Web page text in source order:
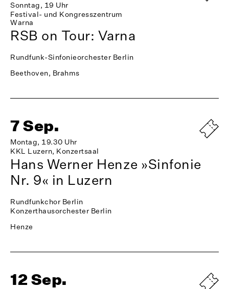
Sonntag, 19 Uhr
Festival- und Kongresszentrum
Warna
RSB on Tour: Varna
Rundfunk-Sinfonieorchester Berlin
Beethoven, Brahms
7 Sep.
Montag, 19.30 Uhr
KKL Luzern, Konzertsaal
Hans Werner Henze »Sinfonie
Nr. 9« in Luzern
Rundfunkchor Berlin
Konzerthausorchester Berlin
Henze
12 Sep.